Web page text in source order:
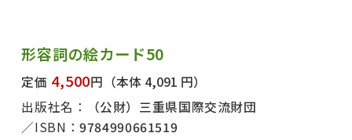
形容詞の絵カード50
定価 4,500円 （本体 4,091 円）
出版社名：
（公財）三重県国際交流財団
ISBN：9784990661519